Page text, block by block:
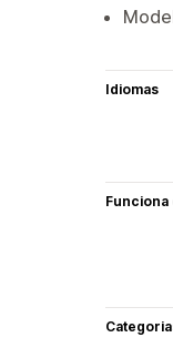
Idiomas
Funciona